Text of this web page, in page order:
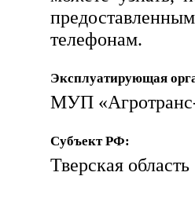
предоставленным
телефонам.
Эксплуатирующая
МУП
Субъект РФ:
Тверская область